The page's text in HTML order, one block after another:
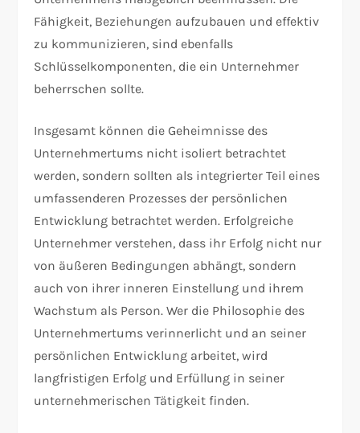
Fähigkeit, Beziehungen aufzubauen und effektiv
zu kommunizieren, sind ebenfalls
Schlüsselkomponenten, die ein Unternehmer
beherrschen sollte.
Insgesamt können die Geheimnisse des
Unternehmertums nicht isoliert betrachtet
werden, sondern sollten als integrierter Teil eines
umfassenderen Prozesses der persönlichen
Entwicklung betrachtet werden. Erfolgreiche
Unternehmer verstehen, dass ihr Erfolg nicht nur
von äußeren Bedingungen abhängt, sondern
auch von ihrer inneren Einstellung und ihrem
Wachstum als Person. Wer die Philosophie des
Unternehmertums verinnerlicht und an seiner
persönlichen Entwicklung arbeitet, wird
langfristigen Erfolg und Erfüllung in seiner
unternehmerischen Tätigkeit finden.